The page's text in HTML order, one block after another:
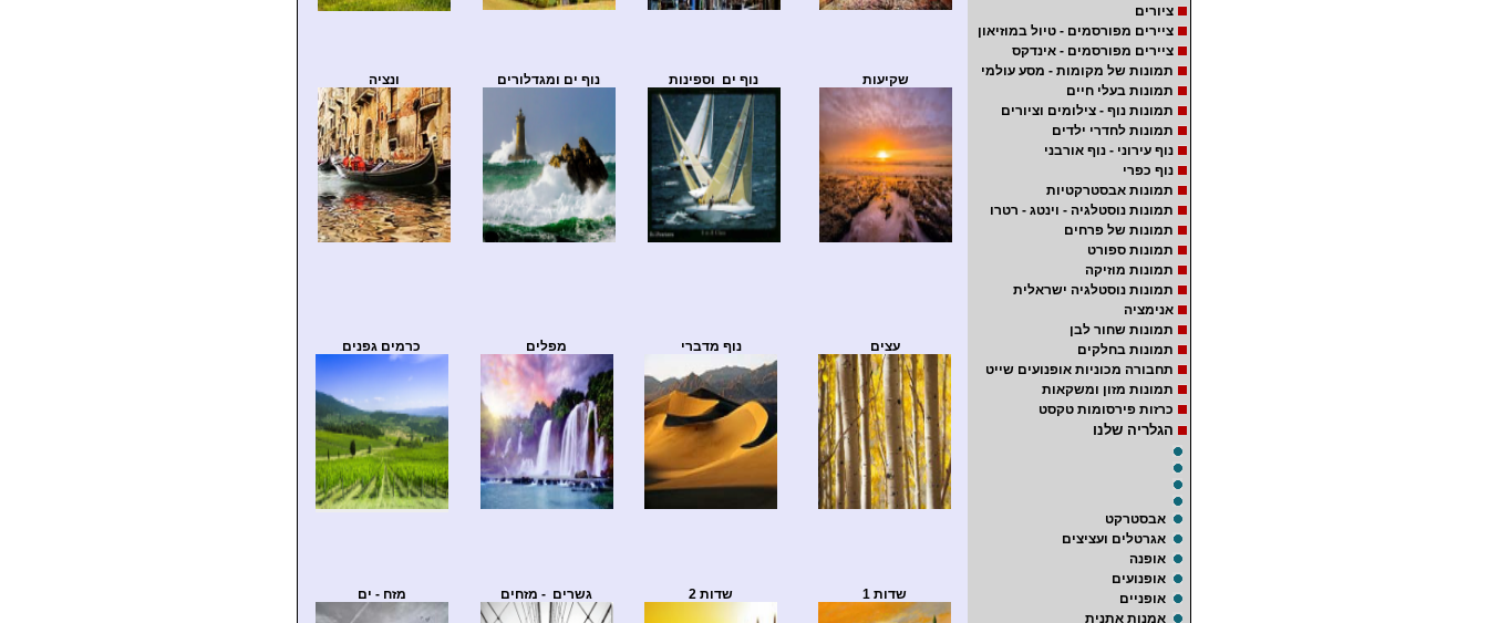
ציורים
ציירים מפורסמים - טיול במוזיאון
ציירים מפורסמים - אינדקס
תמונות של מקומות - מסע עולמי
תמונות בעלי חיים
תמונות נוף - צילומים וציורים
תמונות לחדרי ילדים
נוף עירוני - נוף אורבני
נוף כפרי
תמונות אבסטרקטיות
תמונות נוסטלגיה - וינטג - רטרו
תמונות של פרחים
תמונות ספורט
תמונות מוזיקה
תמונות נוסטלגיה ישראלית
אנימציה
תמונות שחור לבן
תמונות בחלקים
תחבורה מכוניות אופנועים שייט
תמונות מזון ומשקאות
כרזות פירסומות טקסט
הגלריה שלנו
אבסטרקט
אגרטלים ועציצים
אופנה
אופנועים
אופניים
אמנות אתנית
שקיעות נוף ים וספינות נוף ים ומגדלורים ונציה
עצים נוף מדברי מפלים כרמים גפנים
שדות 1 שדות 2 גשרים - מזחים מזח - ים